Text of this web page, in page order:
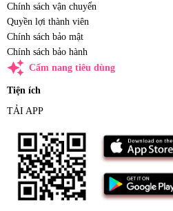
Chính sách vận chuyển
Quyền lợi thành viên
Chính sách bảo mật
Chính sách bảo hành
auto_awesome Cẩm nang tiêu dùng
Tiện ích
TẢI APP